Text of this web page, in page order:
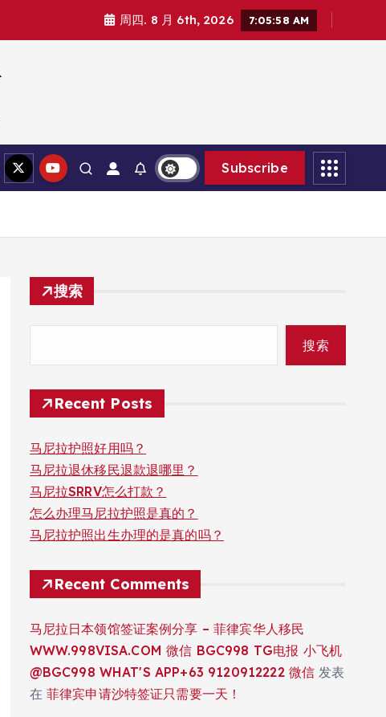
周四. 8 月 6th, 2026 7:06:00 AM
Subscribe
搜索
搜索
Recent Posts
马尼拉护照好用吗？
马尼拉退休移民退款退哪里？
马尼拉SRRV怎么打款？
怎么办理马尼拉护照是真的？
马尼拉护照出生办理的是真的吗？
Recent Comments
马尼拉日本领馆签证案例分享 – 菲律宾华人移民
WWW.998VISA.COM 微信 BGC998 TG电报 小飞机
@BGC998 WHAT'S APP+63 9120912222 微信 发表
在 菲律宾申请沙特签证只需要一天！